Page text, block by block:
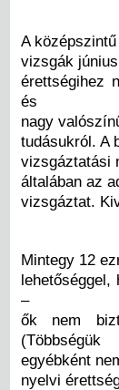
A
vizsgák
érettségihez
és
nagy
tudásukról. A
vizsgáztatási
általában az
vizsgáztat.
Mintegy 12
lehetőséggel,
–
ők nem
(Többségük
egyébként
nyelvi